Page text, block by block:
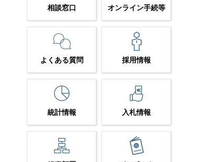
相談窓口 オンライン手続等
よくある質問 採用情報
統計情報 入札情報